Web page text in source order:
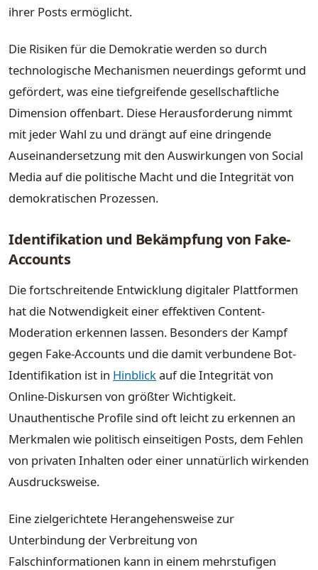
ihrer Posts ermöglicht.
Die Risiken für die Demokratie werden so durch
technologische Mechanismen neuerdings geformt und
gefördert, was eine tiefgreifende gesellschaftliche
Dimension offenbart. Diese Herausforderung nimmt
mit jeder Wahl zu und drängt auf eine dringende
Auseinandersetzung mit den Auswirkungen von Social
Media auf die politische Macht und die Integrität von
demokratischen Prozessen.
Identifikation und Bekämpfung von Fake-
Accounts
Die fortschreitende Entwicklung digitaler Plattformen
hat die Notwendigkeit einer effektiven Content-
Moderation erkennen lassen. Besonders der Kampf
gegen Fake-Accounts und die damit verbundene Bot-
Identifikation ist in Hinblickauf die Integrität von
Online-Diskursen von größter Wichtigkeit.
Unauthentische Profile sind oft leicht zu erkennen an
Merkmalen wie politisch einseitigen Posts, dem Fehlen
von privaten Inhalten oder einer unnatürlich wirkenden
Ausdrucksweise.
Eine zielgerichtete Herangehensweise zur
Unterbindung der Verbreitung von
Falschinformationen kann in einem mehrstufigen